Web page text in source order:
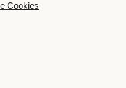
Cookies